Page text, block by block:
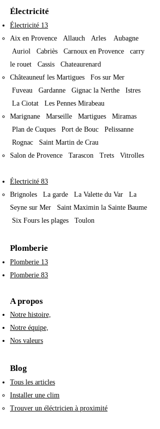
Électricité
Électricité 13
Aix en Provence Allauch Arles Aubagne
Auriol Cabriès​ Carnoux en Provence carry
le rouet Cassis Chateaurenard
Châteauneuf les Martigues Fos sur Mer
Fuveau Gardanne Gignac la Nerthe Istres
La Ciotat Les Pennes Mirabeau
Marignane Marseille Martigues Miramas
Plan de Cuques Port de Bouc Pelissanne
Rognac Saint Martin de Crau
Salon de Provence Tarascon Trets Vitrolles
Électricité 83
Brignoles La garde La Valette du Var La
Seyne sur Mer Saint Maximin la Sainte Baume
Six Fours les plages Toulon
Plomberie
Plomberie 13
Plomberie 83
A propos
Notre histoire,
Notre équipe,
Nos valeurs
Blog
Tous les articles
Installer une clim​
Trouver un éléctricien à proximité